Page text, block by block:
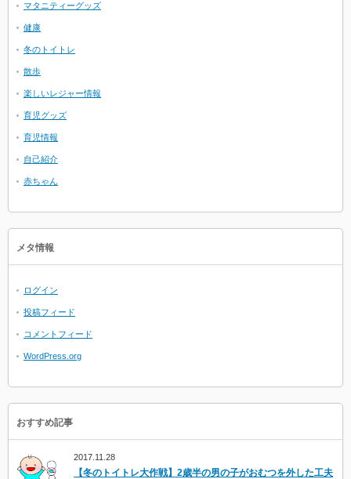
マタニティーグッズ
健康
冬のトイトレ
散歩
楽しいレジャー情報
育児グッズ
育児情報
自己紹介
赤ちゃん
メタ情報
ログイン
投稿フィード
コメントフィード
WordPress.org
おすすめ記事
2017.11.28
【冬のトイトレ大作戦】2歳半の男の子がおむつを外した工夫